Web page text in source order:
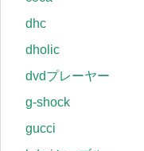
dhc
dholic
dvdプレーヤー
g-shock
gucci